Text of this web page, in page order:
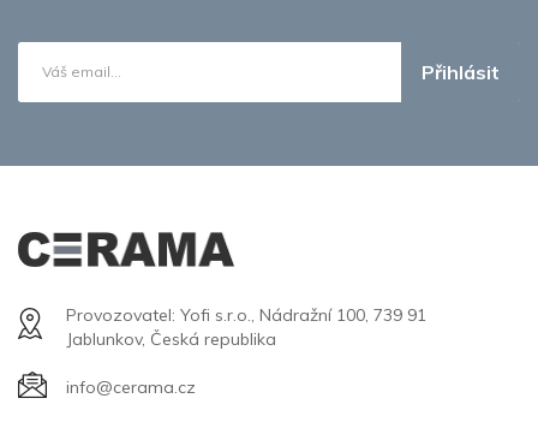
Přihlásit
Provozovatel: Yofi s.r.o., Nádražní 100, 739 91
Jablunkov, Česká republika
info@cerama.cz